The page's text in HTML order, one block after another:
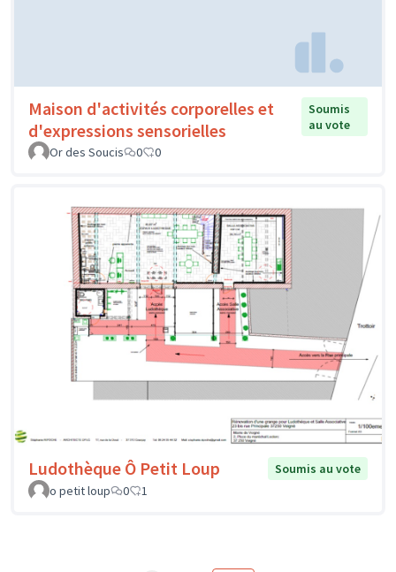
Maison d'activités corporelles et
d'expressions sensorielles
Soumis
au vote
Or des Soucis
0 0
Ludothèque Ô Petit Loup
Soumis au vote
o petit loup
0 1